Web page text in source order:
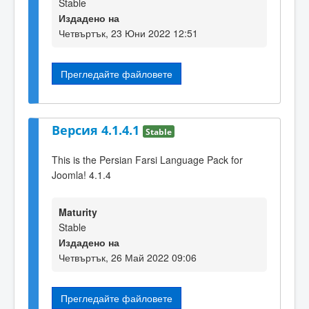
Издадено на
Четвъртък, 23 Юни 2022 12:51
Прегледайте файловете
Версия 4.1.4.1 Stable
This is the Persian Farsi Language Pack for
Joomla! 4.1.4
Maturity
Stable
Издадено на
Четвъртък, 26 Май 2022 09:06
Прегледайте файловете